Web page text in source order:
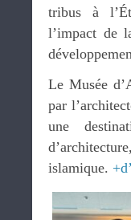
tribus à
l’impact de
Le Musée
par
une
islamique.